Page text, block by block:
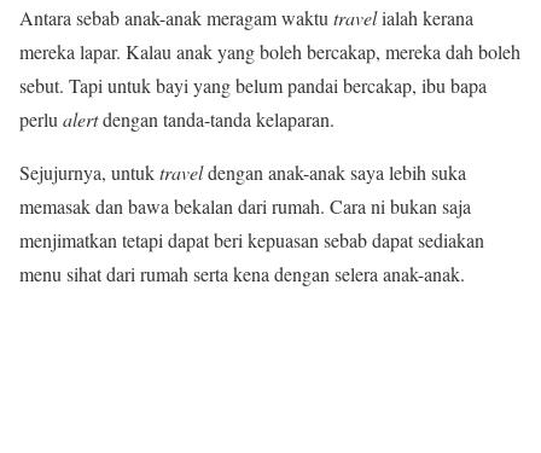
Antara sebab anak-anak meragam waktu travelialah kerana
mereka lapar. Kalau anak yang boleh bercakap, mereka dah boleh
sebut. Tapi untuk bayi yang belum pandai bercakap, ibu bapa
perlu alertdengan tanda-tanda kelaparan.
Sejujurnya, untuktraveldengan anak-anak saya lebih suka
memasak dan bawa bekalan dari rumah. Cara ni bukan saja
menjimatkan tetapi dapat beri kepuasan sebab dapat sediakan
menu sihat dari rumah serta kena dengan selera anak-anak.